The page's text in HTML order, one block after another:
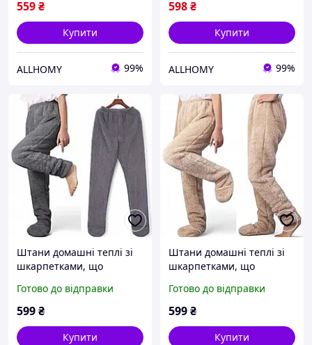
559₴
Купити
ALLHOMY 99%
598₴
Купити
ALLHOMY 99%
Штани домашні теплі зі
шкарпетками, що
Готово до відправки
599₴
Купити
Штани домашні теплі зі
шкарпетками, що
Пшеничний
Готово до відправки
599₴
Купити